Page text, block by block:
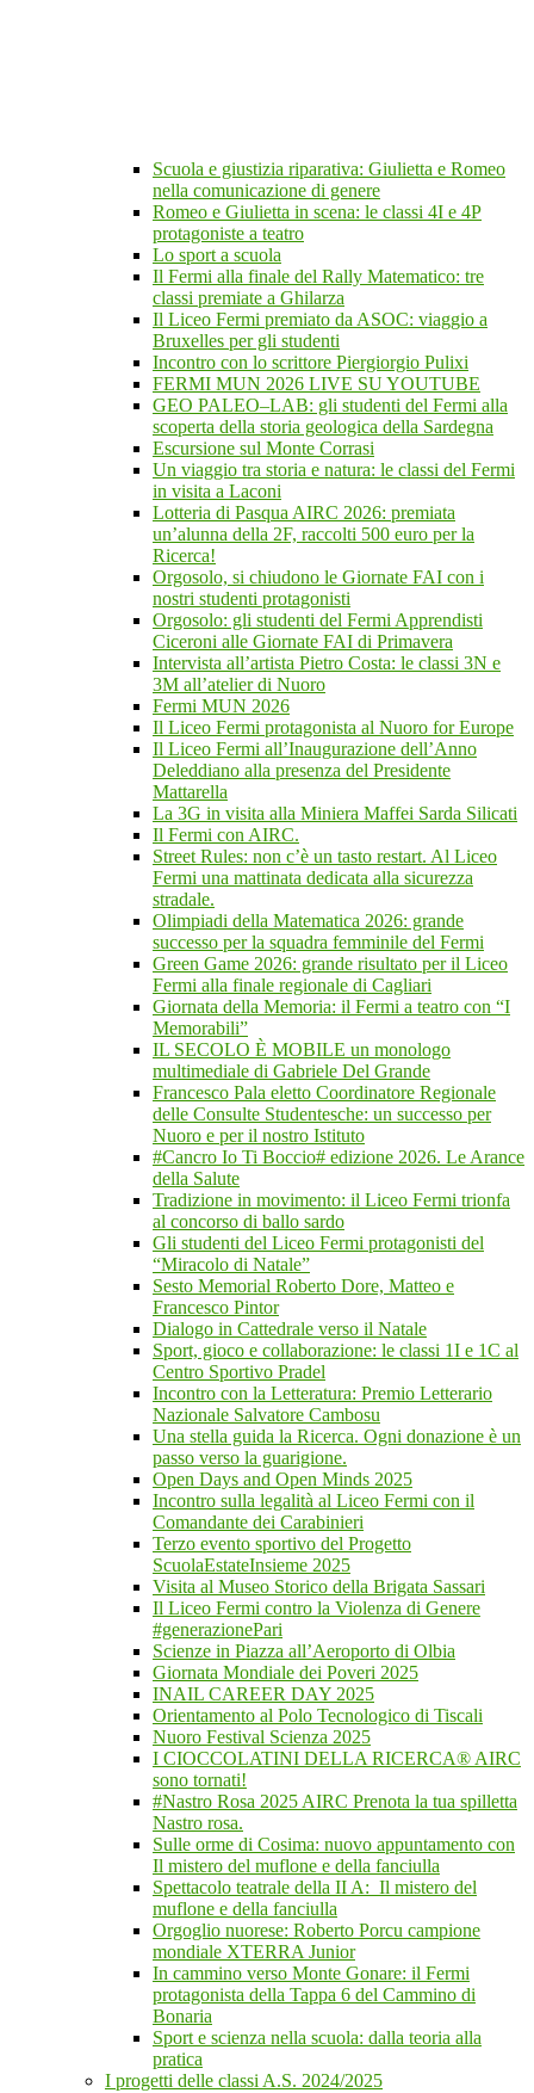
Scuola e giustizia riparativa: Giulietta e Romeo
nella comunicazione di genere
Romeo e Giulietta in scena: le classi 4I e 4P
protagoniste a teatro
Lo sport a scuola
Il Fermi alla finale del Rally Matematico: tre
classi premiate a Ghilarza
Il Liceo Fermi premiato da ASOC: viaggio a
Bruxelles per gli studenti
Incontro con lo scrittore Piergiorgio Pulixi
FERMI MUN 2026 LIVE SU YOUTUBE
GEO PALEO–LAB: gli studenti del Fermi alla
scoperta della storia geologica della Sardegna
Escursione sul Monte Corrasi
Un viaggio tra storia e natura: le classi del Fermi
in visita a Laconi
Lotteria di Pasqua AIRC 2026: premiata
un’alunna della 2F, raccolti 500 euro per la
Ricerca!
Orgosolo, si chiudono le Giornate FAI con i
nostri studenti protagonisti
Orgosolo: gli studenti del Fermi Apprendisti
Ciceroni alle Giornate FAI di Primavera
Intervista all’artista Pietro Costa: le classi 3N e
3M all’atelier di Nuoro
Fermi MUN 2026
Il Liceo Fermi protagonista al Nuoro for Europe
Il Liceo Fermi all’Inaugurazione dell’Anno
Deleddiano alla presenza del Presidente
Mattarella
La 3G in visita alla Miniera Maffei Sarda Silicati
Il Fermi con AIRC.
Street Rules: non c’è un tasto restart. Al Liceo
Fermi una mattinata dedicata alla sicurezza
stradale.
Olimpiadi della Matematica 2026: grande
successo per la squadra femminile del Fermi
Green Game 2026: grande risultato per il Liceo
Fermi alla finale regionale di Cagliari
Giornata della Memoria: il Fermi a teatro con “I
Memorabili”
IL SECOLO È MOBILE un monologo
multimediale di Gabriele Del Grande
Francesco Pala eletto Coordinatore Regionale
delle Consulte Studentesche: un successo per
Nuoro e per il nostro Istituto
#Cancro Io Ti Boccio# edizione 2026. Le Arance
della Salute
Tradizione in movimento: il Liceo Fermi trionfa
al concorso di ballo sardo
Gli studenti del Liceo Fermi protagonisti del
“Miracolo di Natale”
Sesto Memorial Roberto Dore, Matteo e
Francesco Pintor
Dialogo in Cattedrale verso il Natale
Sport, gioco e collaborazione: le classi 1I e 1C al
Centro Sportivo Pradel
Incontro con la Letteratura: Premio Letterario
Nazionale Salvatore Cambosu
Una stella guida la Ricerca. Ogni donazione è un
passo verso la guarigione.
Open Days and Open Minds 2025
Incontro sulla legalità al Liceo Fermi con il
Comandante dei Carabinieri
Terzo evento sportivo del Progetto
ScuolaEstateInsieme 2025
Visita al Museo Storico della Brigata Sassari
Il Liceo Fermi contro la Violenza di Genere
#generazionePari
Scienze in Piazza all’Aeroporto di Olbia
Giornata Mondiale dei Poveri 2025
INAIL CAREER DAY 2025
Orientamento al Polo Tecnologico di Tiscali
Nuoro Festival Scienza 2025
I CIOCCOLATINI DELLA RICERCA® AIRC
sono tornati!
#Nastro Rosa 2025 AIRC Prenota la tua spilletta
Nastro rosa.
Sulle orme di Cosima: nuovo appuntamento con
Il mistero del muflone e della fanciulla
Spettacolo teatrale della II A: Il mistero del
muflone e della fanciulla
Orgoglio nuorese: Roberto Porcu campione
mondiale XTERRA Junior
In cammino verso Monte Gonare: il Fermi
protagonista della Tappa 6 del Cammino di
Bonaria
Sport e scienza nella scuola: dalla teoria alla
pratica
I progetti delle classi A.S. 2024/2025